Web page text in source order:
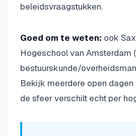
beleidsvraagstukken.
Goed om te weten: ook
Hogeschool van Amsterdam
bestuurskunde/
Bekijk meerdere open
de sfeer verschilt echt per